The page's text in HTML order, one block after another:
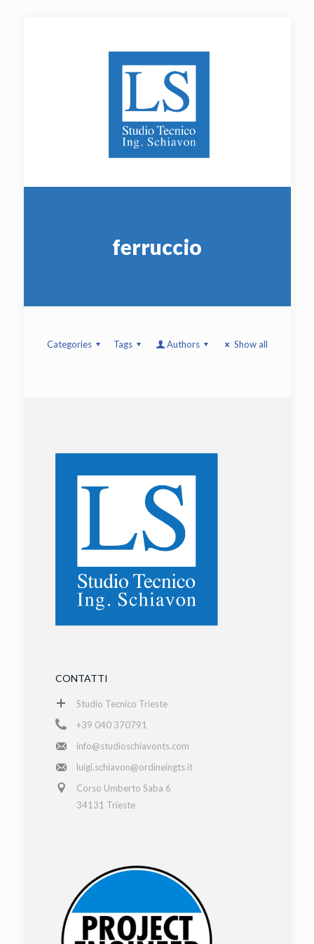
ferruccio
Categories Tags Authors Show all
CONTATTI
Studio Tecnico Trieste
+39 040 370791
info@studioschiavonts.com
luigi.schiavon@ordineingts.it
Corso Umberto Saba 6
34131 Trieste